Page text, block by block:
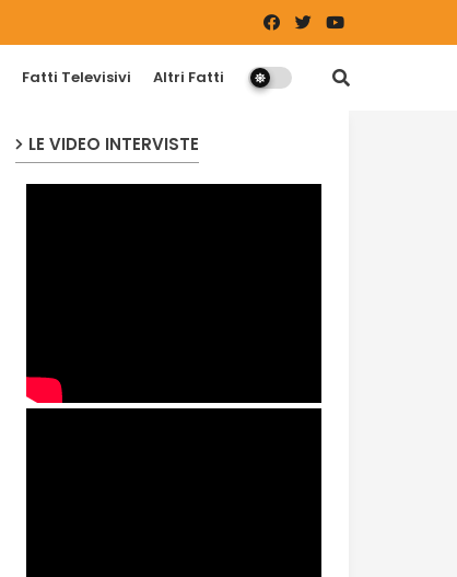
Fatti Televisivi Altri Fatti
LE VIDEO INTERVISTE